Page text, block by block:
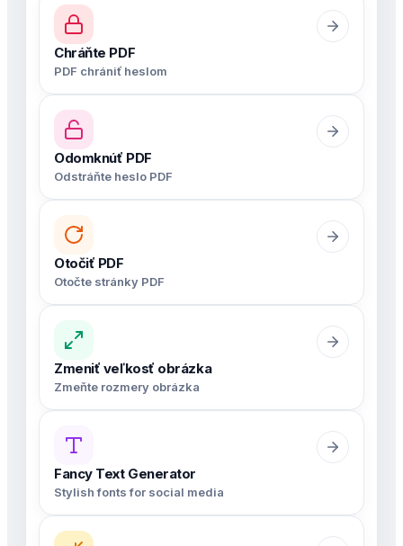
Chráňte PDF
PDF chrániť heslom
Odomknúť PDF
Odstráňte heslo PDF
Otočiť PDF
Otočte stránky PDF
Zmeniť veľkosť obrázka
Zmeňte rozmery obrázka
Fancy Text Generator
Stylish fonts for social media